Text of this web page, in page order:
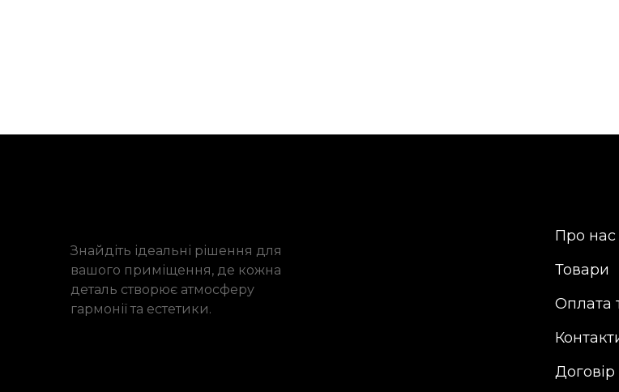
Знайдіть ідеальні рішення для
вашого приміщення, де кожна
деталь створює атмосферу
гармонії та естетики.
Про нас
Товари
Оплата
Договір